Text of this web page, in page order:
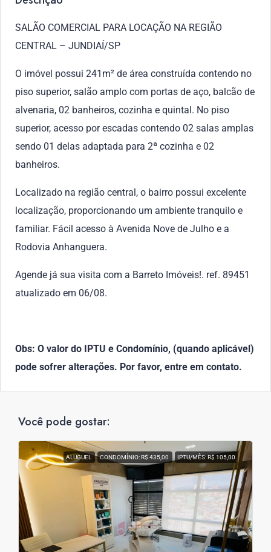
SALÃO COMERCIAL PARA LOCAÇÃO NA REGIÃO
CENTRAL – JUNDIAÍ/SP
O imóvel possui 241m² de área construída contendo no
piso superior, salão amplo com portas de aço, balcão de
alvenaria, 02 banheiros, cozinha e quintal. No piso
superior, acesso por escadas contendo 02 salas amplas
sendo 01 delas adaptada para 2ª cozinha e 02
banheiros.
Localizado na região central, o bairro possui excelente
localização, proporcionando um ambiente tranquilo e
familiar. Fácil acesso à Avenida Nove de Julho e a
Rodovia Anhanguera.
Agende já sua visita com a Barreto Imóveis!. ref. 89451
atualizado em 06/08.
Obs: O valor do IPTU e Condomínio, (quando aplicável)
pode sofrer alterações. Por favor, entre em contato.
Você pode gostar:
ALUGUEL CONDOMÍNIO: R$ 435,00 IPTU/MÊS: R$ 105,00